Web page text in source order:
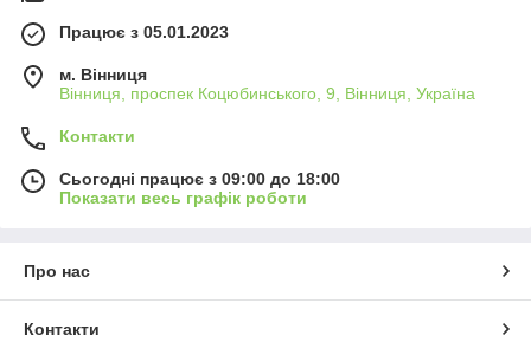
Працює з 05.01.2023
м. Вінниця
Вінниця, проспек Коцюбинського, 9, Вінниця, Україна
Контакти
Сьогодні працює з 09:00 до 18:00
Показати весь графік роботи
Про нас
Контакти